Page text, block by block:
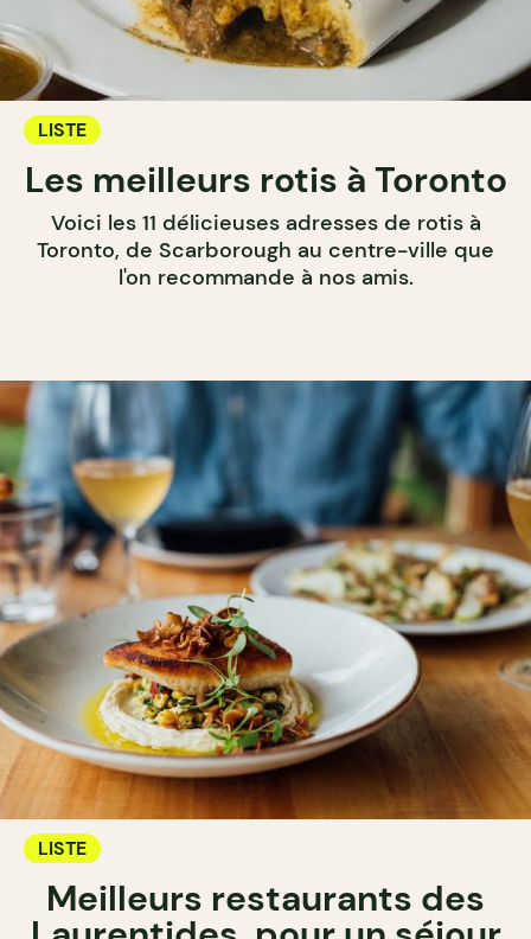
LISTE
Les meilleurs rotis à Toronto
Voici les 11 délicieuses adresses de rotis à
Toronto, de Scarborough au centre-ville que
l'on recommande à nos amis.
LISTE
Meilleurs restaurants des